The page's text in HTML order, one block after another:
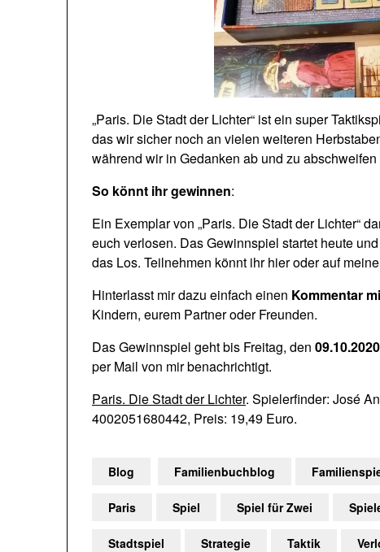
„Paris. Die Stadt der Lichter“ ist ein super
das wir sicher noch an vielen weiteren
während wir in Gedanken ab und zu
So könnt ihr gewinnen:
Ein Exemplar von „Paris. Die Stadt der Lichter“
euch verlosen. Das Gewinnspiel startet heute
das Los. Teilnehmen könnt ihr hier oder auf
Hinterlasst mir dazu einfach einen Kommentar
Kindern, eurem Partner oder Freunden.
Das Gewinnspiel geht bis Freitag, den
per Mail von mir benachrichtigt.
Paris. Die Stadt der Lichter. Spielerfinder: José
4002051680442, Preis: 19,49 Euro.
Blog Familienbuchblog
Paris Spiel Spiel für Zwei
Stadtspiel Strategie Taktik